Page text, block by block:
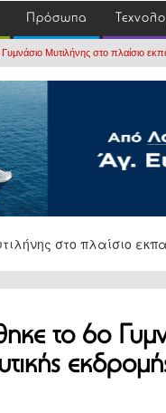
Πρόσωπα
Μυτιλήνης στο πλαίσιο
το 6ο